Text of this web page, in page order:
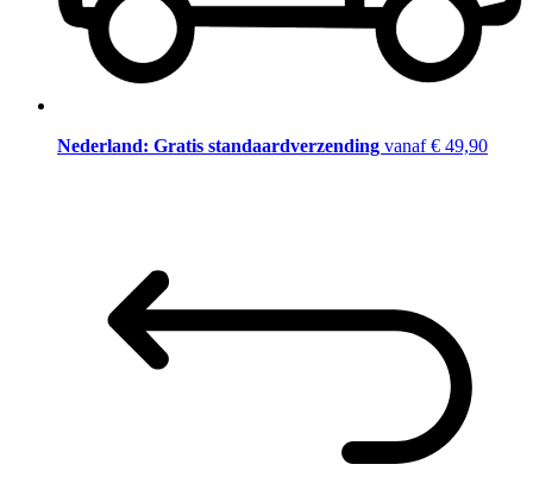
Nederland: Gratis standaardverzending vanaf € 49,90